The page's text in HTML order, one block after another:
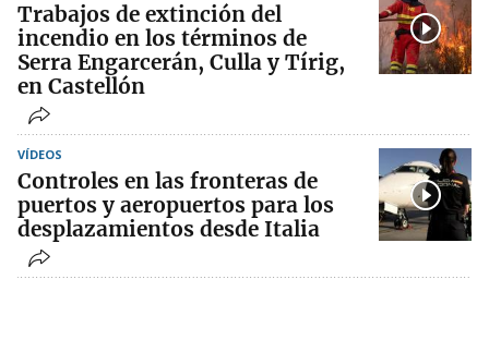
Trabajos de extinción del
incendio en los términos de
Serra Engarcerán, Culla y Tírig,
en Castellón
VÍDEOS
Controles en las fronteras de
puertos y aeropuertos para los
desplazamientos desde Italia